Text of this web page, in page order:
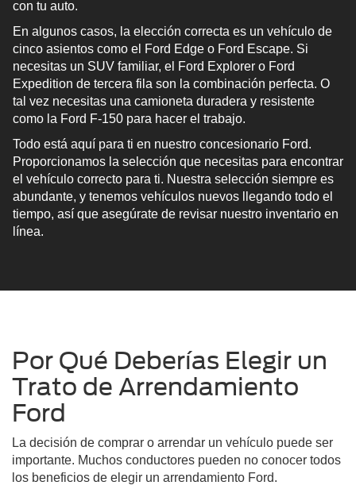
con tu auto.
En algunos casos, la elección correcta es un vehículo de
cinco asientos como el Ford Edge o Ford Escape. Si
necesitas un SUV familiar, el Ford Explorer o Ford
Expedition de tercera fila son la combinación perfecta. O
tal vez necesitas una camioneta duradera y resistente
como la Ford F-150 para hacer el trabajo.
Todo está aquí para ti en nuestro concesionario Ford.
Proporcionamos la selección que necesitas para encontrar
el vehículo correcto para ti. Nuestra selección siempre es
abundante, y tenemos vehículos nuevos llegando todo el
tiempo, así que asegúrate de revisar nuestro inventario en
línea.
Por Qué Deberías Elegir un
Trato de Arrendamiento
Ford
La decisión de comprar o arrendar un vehículo puede ser
importante. Muchos conductores pueden no conocer todos
los beneficios de elegir un arrendamiento Ford.